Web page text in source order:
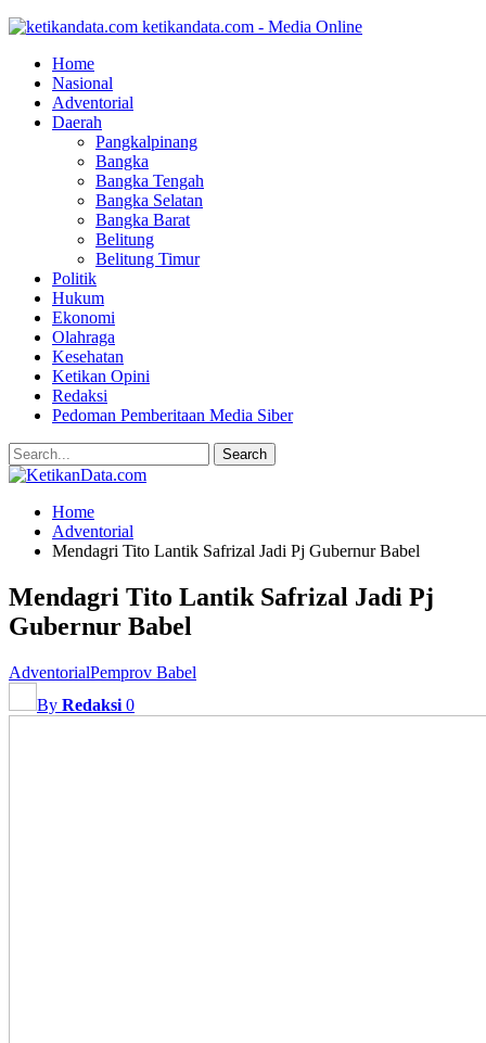
ketikandata.com - Media Online
Home
Nasional
Adventorial
Daerah
Pangkalpinang
Bangka
Bangka Tengah
Bangka Selatan
Bangka Barat
Belitung
Belitung Timur
Politik
Hukum
Ekonomi
Olahraga
Kesehatan
Ketikan Opini
Redaksi
Pedoman Pemberitaan Media Siber
Home
Adventorial
Mendagri Tito Lantik Safrizal Jadi Pj Gubernur Babel
Mendagri Tito Lantik Safrizal Jadi Pj
Gubernur Babel
AdventorialPemprov Babel
By Redaksi 0